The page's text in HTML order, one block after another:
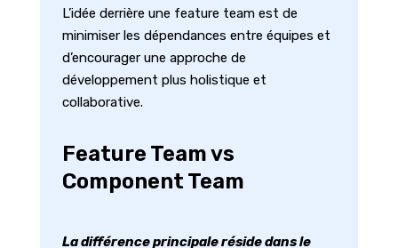
L’idée derrière une feature team est de
minimiser les dépendances entre équipes et
d’encourager une approche de
développement plus holistique et
collaborative.
Feature Team vs
Component Team
La différence principale réside dans le